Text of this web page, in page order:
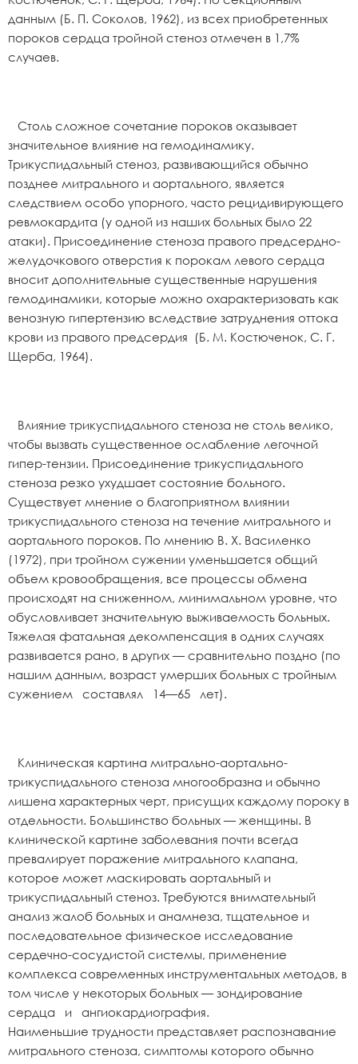
данным (Б. П. Соколов, 1962), из всех приобретенных
пороков сердца тройной стеноз отмечен в 1,7%
случаев.
Столь сложное сочетание пороков оказывает
значительное влияние на гемодинамику.
Трикуспидальный стеноз, развивающийся обычно
позднее митрального и аортального, является
следствием особо упорного, часто рецидивирующего
ревмокардита (у одной из наших больных было 22
атаки). Присоединение стеноза правого предсердно-
желудочкового отверстия к порокам левого сердца
вносит дополнительные существенные нарушения
гемодинамики, которые можно охарактеризовать как
венозную гипертензию вследствие затруднения оттока
крови из правого предсердия (Б. М. Костюченок, С. Г.
Щерба, 1964).
Влияние трикуспидального стеноза не столь велико,
чтобы вызвать существенное ослабление легочной
гипер-тензии. Присоединение трикуспидального
стеноза резко ухудшает состояние больного.
Существует мнение о благоприятном влиянии
трикуспидального стеноза на течение митрального и
аортального пороков. По мнению В. X. Василенко
(1972), при тройном сужении уменьшается общий
объем кровообращения, все процессы обмена
происходят на сниженном, минимальном уровне, что
обусловливает значительную выживаемость больных.
Тяжелая фатальная декомпенсация в одних случаях
развивается рано, в других — сравнительно поздно (по
нашим данным, возраст умерших больных с тройным
сужением составлял 14—65 лет).
Клиническая картина митрально-аортально-
трикуспидального стеноза многообразна и обычно
лишена характерных черт, присущих каждому пороку в
отдельности. Большинство больных — женщины. В
клинической картине заболевания почти всегда
превалирует поражение митрального клапана,
которое может маскировать аортальный и
трикуспидальный стеноз. Требуются внимательный
анализ жалоб больных и анамнеза, тщательное и
последовательное физическое исследование
сердечно-сосудистой системы, применение
комплекса современных инструментальных методов, в
том числе у некоторых больных — зондирование
сердца и ангиокардиография.
Наименьшие трудности представляет распознавание
митрального стеноза, симптомы которого обычно